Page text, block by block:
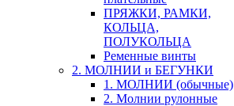
ПРЯЖКИ, РАМКИ,
КОЛЬЦА,
ПОЛУКОЛЬЦА
Ременные винты
2. МОЛНИИ и БЕГУНКИ
1. МОЛНИИ (обычные)
2. Молнии рулонные